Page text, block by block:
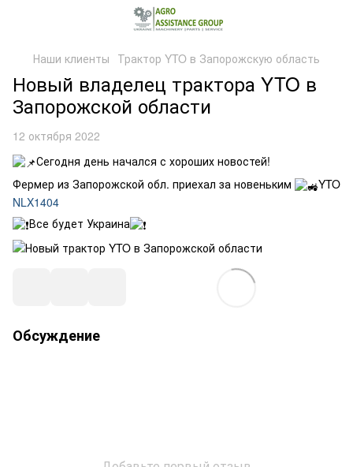
Наши клиенты Трактор YTO в Запорожскую область
Новый владелец трактора YTO в
Запорожской области
12 октября 2022
Сегодня день начался с хороших новостей!
Фермер из Запорожской обл. приехал за новеньким
YTO
NLX1404
Все будет Украина
Обсуждение